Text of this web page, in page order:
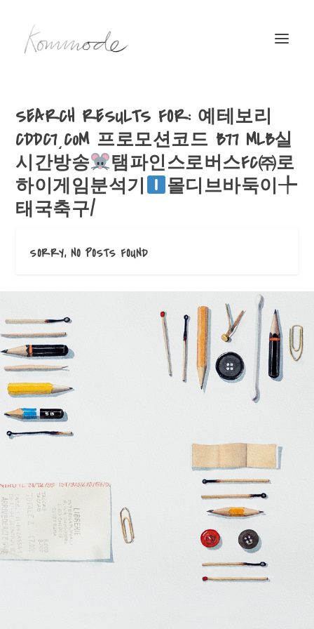
SEARCH RESULTS FOR: 예테보리
CDDC7͵C0M 프로모션코드 B77 MLB실
시간방송
탬파인스로버스FC㈜로
하이게임분석기
몰디브바둑이╄
태국축구/
SORRY, NO POSTS FOUND